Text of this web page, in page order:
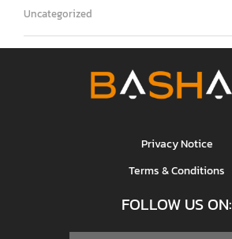
Uncategorized
Privacy Notice
Terms & Conditions
FOLLOW US ON: